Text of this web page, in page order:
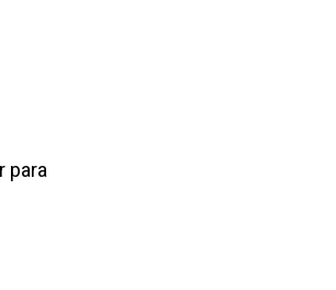
para